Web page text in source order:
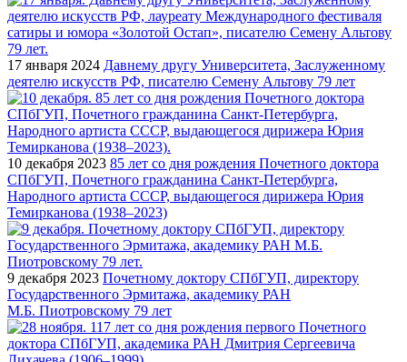
17 января 2024 Давнему другу Университета, Заслуженному
деятелю искусств РФ, писателю Семену Альтову 79 лет
10 декабря 2023 85 лет со дня рождения Почетного доктора
СПбГУП, Почетного гражданина Санкт-Петербурга,
Народного артиста СССР, выдающегося дирижера Юрия
Темирканова (1938–2023)
9 декабря 2023 Почетному доктору СПбГУП, директору
Государственного Эрмитажа, академику РАН
М.Б. Пиотровскому 79 лет